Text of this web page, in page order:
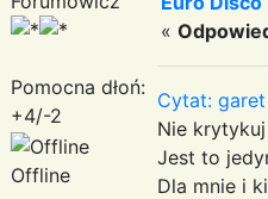
Pomocna dłoń:
+4/-2
Offline
«
Cytat:
Nie krytykuj
Jest to
Dla mnie i